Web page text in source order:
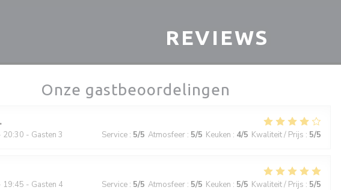
REVIEWS
Onze gastbeoordelingen
20:30 - Gasten 3 Service : 5/5 Atmosfeer : 5/5 Keuken : 4/5 Kwaliteit / Prijs : 5/5
19:45 - Gasten 4 Service : 5/5 Atmosfeer : 5/5 Keuken : 5/5 Kwaliteit / Prijs : 5/5